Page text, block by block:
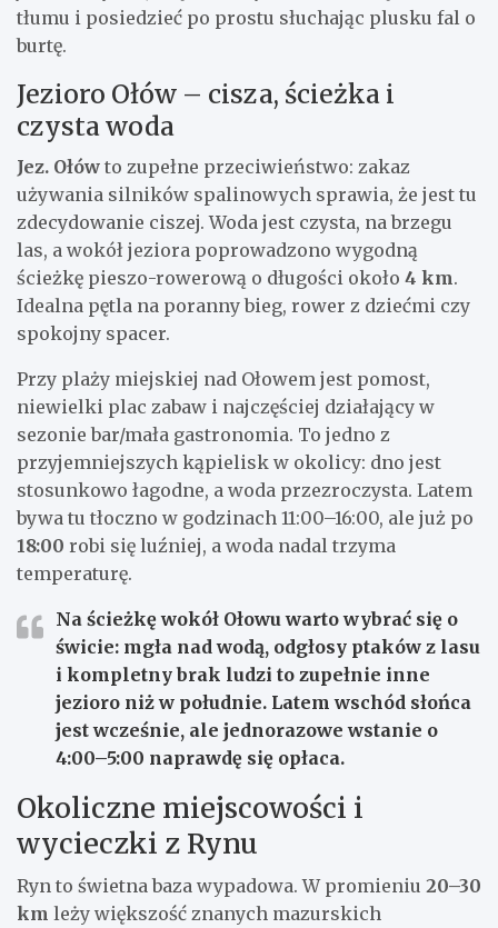
tłumu i posiedzieć po prostu słuchając plusku fal o
burtę.
Jezioro Ołów – cisza, ścieżka i
czysta woda
Jez. Ołów to zupełne przeciwieństwo: zakaz
używania silników spalinowych sprawia, że jest tu
zdecydowanie ciszej. Woda jest czysta, na brzegu
las, a wokół jeziora poprowadzono wygodną
ścieżkę pieszo-rowerową o długości około 4 km.
Idealna pętla na poranny bieg, rower z dziećmi czy
spokojny spacer.
Przy plaży miejskiej nad Ołowem jest pomost,
niewielki plac zabaw i najczęściej działający w
sezonie bar/mała gastronomia. To jedno z
przyjemniejszych kąpielisk w okolicy: dno jest
stosunkowo łagodne, a woda przezroczysta. Latem
bywa tu tłoczno w godzinach 11:00–16:00, ale już po
18:00 robi się luźniej, a woda nadal trzyma
temperaturę.
Na ścieżkę wokół Ołowu warto wybrać się o
świcie: mgła nad wodą, odgłosy ptaków z lasu
i kompletny brak ludzi to zupełnie inne
jezioro niż w południe. Latem wschód słońca
jest wcześnie, ale jednorazowe wstanie o
4:00–5:00 naprawdę się opłaca.
Okoliczne miejscowości i
wycieczki z Rynu
Ryn to świetna baza wypadowa. W promieniu 20–30
km leży większość znanych mazurskich